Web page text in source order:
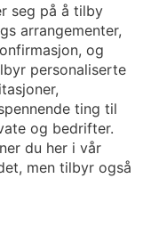
seg på å tilby
arrangementer,
og
personaliserte
ting til
og bedrifter.
du her i vår
men tilbyr også